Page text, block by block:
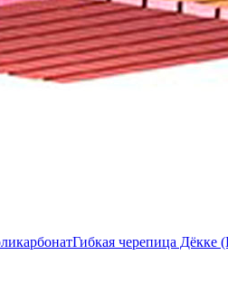
Гибкая черепица Дёкке